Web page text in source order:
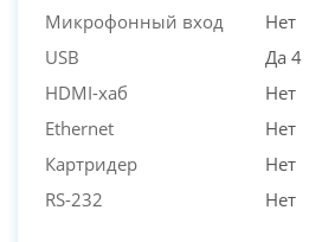
Микрофонный вход
Нет
USB
Да 4
HDMI-хаб
Нет
Ethernet
Нет
Картридер
Нет
RS-232
Нет